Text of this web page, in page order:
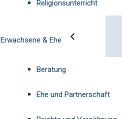
Religionsunterricht
Erwachsene & Ehe
Beratung
Ehe und Partnerschaft